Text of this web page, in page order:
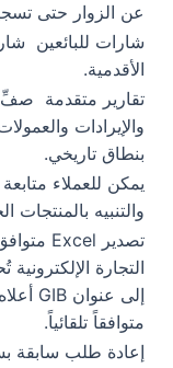
عن الزوار حتى
شارات للبائعين
الأقدمية.
تقارير متقدمة
صفِّ
والإيرادات
بنطاق تاريخي.
يمكن للعملاء متابعة
والتنبيه بالمنتجات
تصدير Excel متوافق مع BTRANS
متوافقاً تلقائياً.
إعادة طلب سابقة